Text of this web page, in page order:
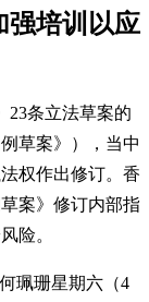
强培训以应
23条立法草案的
草案》），当中
权作出修订。香
案》修订内部指
险。
珮珊星期六（4